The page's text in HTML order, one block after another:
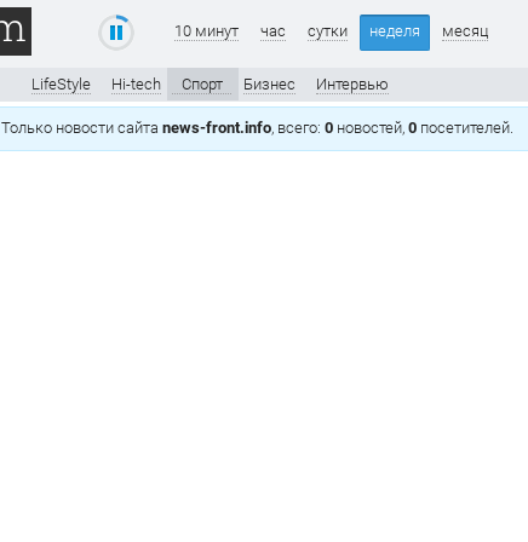
10 минут час сутки неделя месяц
LifeStyle Hi-tech Спорт Бизнес Интервью
Только новости сайта news-front.info, всего: 0 новостей, 0 посетителей.